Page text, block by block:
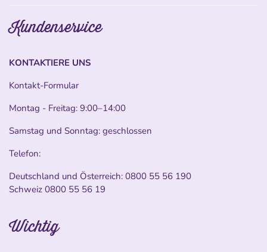
Kundenservice
KONTAKTIERE UNS
Kontakt-Formular
Montag - Freitag: 9:00–14:00
Samstag und Sonntag: geschlossen
Telefon:
Deutschland und Österreich: 0800 55 56 190
Schweiz 0800 55 56 19
Wichtig